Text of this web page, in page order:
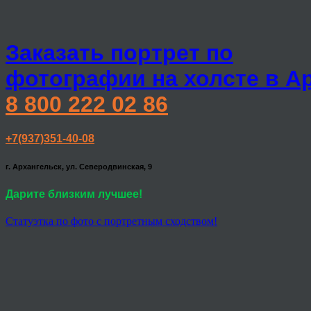
Заказать портрет по
фотографии на холсте в
8 800 222 02 86
+7(937)351-40-08
г. Архангельск, ул. Северодвинская, 9
Дарите близким лучшее!
Статуэтка по фото с портретным сходством!